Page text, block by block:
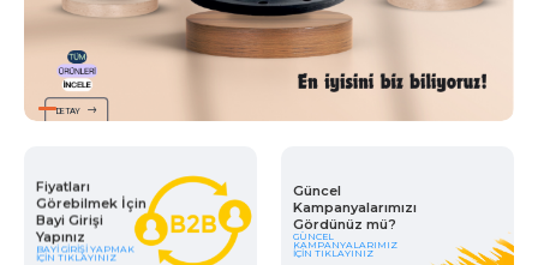
DETAY
Fiyatları
Görebilmek İçin
Bayi Girişi
Yapınız
BAYI GIRIŞI YAPMAK
İÇIN TIKLAYINIZ
Güncel
Kampanyalarımızı
Gördünüz mü?
GÜNCEL
KAMPANYALARIMIZ
İÇIN TIKLAYINIZ